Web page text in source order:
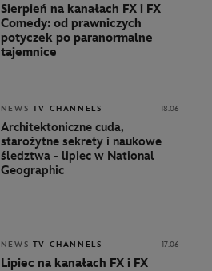
Sierpień na kanałach FX i FX
Comedy: od prawniczych
potyczek po paranormalne
tajemnice
NEWS TV CHANNELS 18.06
Architektoniczne cuda,
starożytne sekrety i naukowe
śledztwa - lipiec w National
Geographic
NEWS TV CHANNELS 17.06
Lipiec na kanałach FX i FX